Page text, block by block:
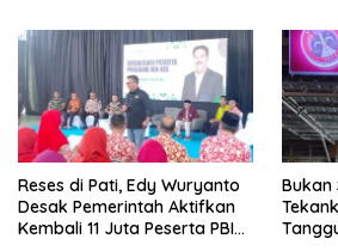
Reses di Pati, Edy Wuryanto
Desak Pemerintah Aktifkan
Kembali 11 Juta Peserta PBI
Bukan